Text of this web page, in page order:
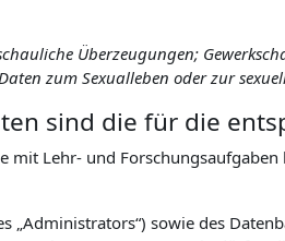
Überzeugungen;
zum Sexualleben oder zur
sind die für die
Lehr- und
sowie des